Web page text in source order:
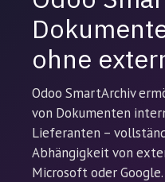
ohne
Odoo SmartArchiv
von Dokumenten
Lieferanten –
Abhängigkeit von
Microsoft oder Google.